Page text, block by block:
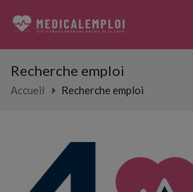
Recherche emploi
Accueil Recherche emploi